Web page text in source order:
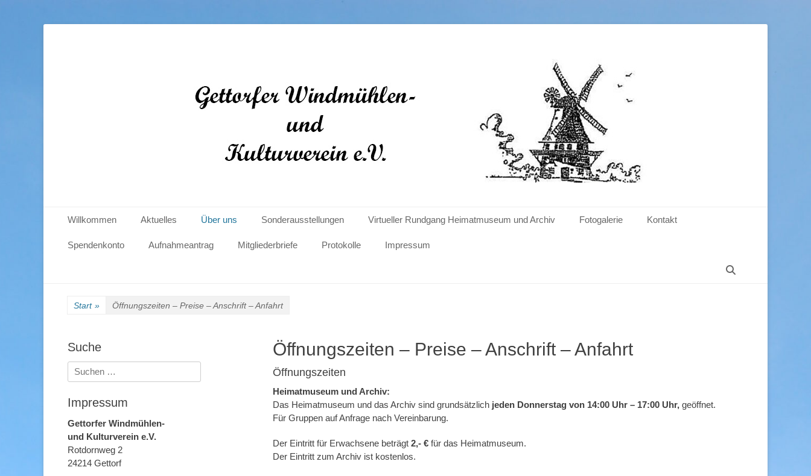
Gettorfer Windmühlen- und Kulturverein e.V.
Primäres Menü
Inhalt
springen
Willkommen Aktuelles Über uns Sonderausstellungen Virtueller Rundgang Heimatmuseum und Archiv Fotogalerie Kontakt
Spendenkonto Aufnahmeantrag Mitgliederbriefe Protokolle
Impressum
Start » Öffnungszeiten – Preise – Anschrift – Anfahrt
Öffnungszeiten – Preise – Anschrift – Anfahrt
Öffnungszeiten
Heimatmuseum und Archiv:
Das Heimatmuseum und das Archiv sind grundsätzlich jeden Donnerstag von 14:00 Uhr – 17:00 Uhr, geöffnet.
Für Gruppen auf Anfrage nach Vereinbarung.
Der Eintritt für Erwachsene beträgt 2,- € für das Heimatmuseum.
Der Eintritt zum Archiv ist kostenlos.
Suche
Suchen
nach:
Impressum
Gettorfer Windmühlen-
und Kulturverein e.V.
Rotdornweg 2
24214 Gettorf